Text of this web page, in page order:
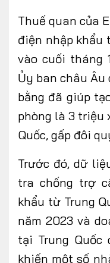
Thuế quan của
điện nhập khẩu
vào cuối tháng
Ủy ban châu Âu
bằng đã giúp
phòng là 3 triệu
Quốc, gấp đôi
Trước đó, dữ
tra chống trợ
khẩu từ Trung
năm 2023 và
tại Trung
khiến một số